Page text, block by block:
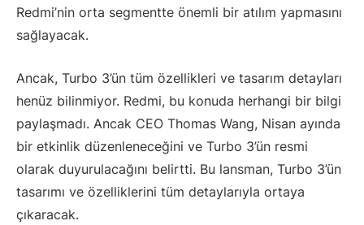
Redmi’nin orta segmentte önemli bir atılım yapmasını
sağlayacak.
Ancak, Turbo 3’ün tüm özellikleri ve tasarım detayları
henüz bilinmiyor. Redmi, bu konuda herhangi bir bilgi
paylaşmadı. Ancak CEO Thomas Wang, Nisan ayında
bir etkinlik düzenleneceğini ve Turbo 3’ün resmi
olarak duyurulacağını belirtti. Bu lansman, Turbo 3’ün
tasarımı ve özelliklerini tüm detaylarıyla ortaya
çıkaracak.